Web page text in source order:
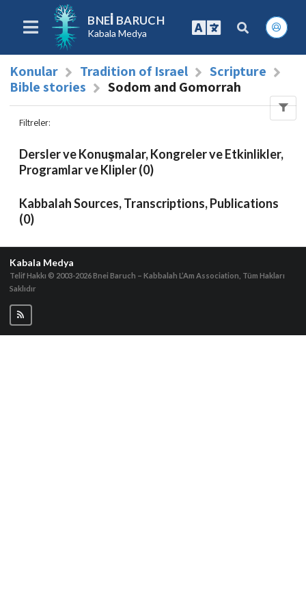
BNEI BARUCH
Kabala Medya
Konular Tradition of Israel
Scripture
Bible stories
Sodom and Gomorrah
Filtreler:
Dersler ve Konuşmalar, Kongreler ve Etkinlikler,
Programlar ve Klipler (0)
Kabbalah Sources, Transcriptions, Publications
(0)
Kabala Medya
Telif Hakkı © 2003-2026Bnei Baruch – Kabbalah L’Am Association, Tüm Hakları
Saklıdır